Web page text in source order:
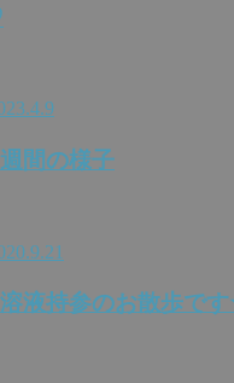
間の様子
液持参のお散歩で